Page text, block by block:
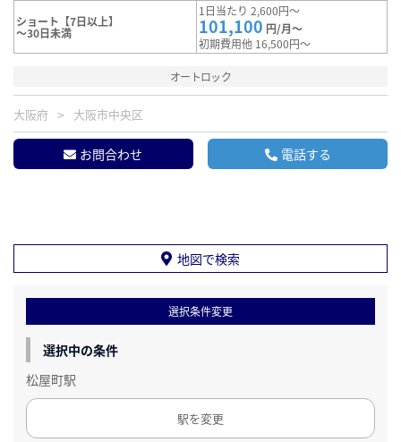
ショート【7日以上】
～30日未満
1日当たり 2,600円～
101,100 円/月～
初期費用他 16,500円～
オートロック
大阪府 大阪市中央区
お問合わせ 電話する
地図で検索
選択条件変更
選択中の条件
松屋町駅
駅を変更